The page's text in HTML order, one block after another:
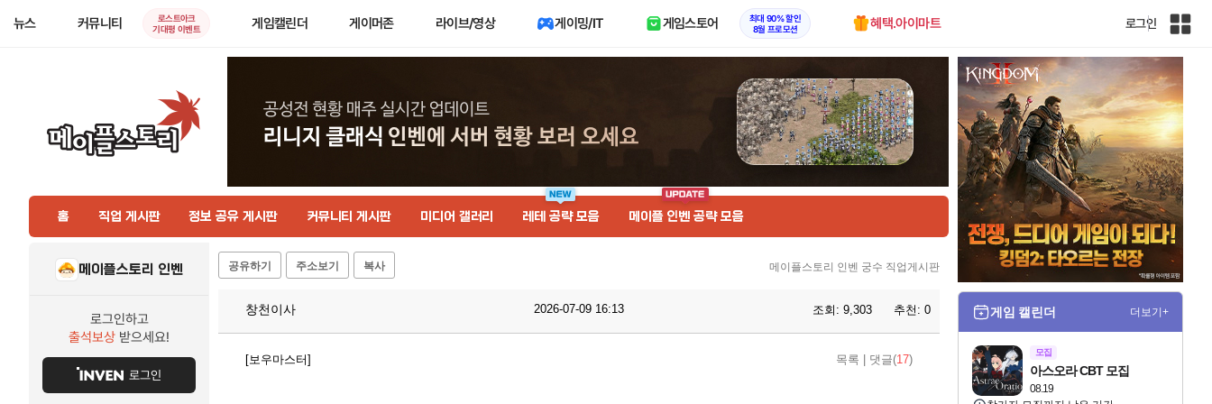
뉴스 커뮤니티
로스트아크
기대평 이벤트
게임캘린더 게이머존 라이브/영상 게이밍/IT 게임스토어
최대 90% 할인
8월 프로모션
혜택.아이마트 로그인
인
사
이
트
맵
홈 직업 게시판 정보 공유 게시판 커뮤니티 게시판 미디어 갤러리 레테 공략 모음 메이플 인벤 공략 모음
메이플스토리 인벤
로그인하고
출석보상 받으세요!
로그인
공유하기 주소보기 복사 메이플스토리 인벤 궁수 직업게시판
창천이사 2026-07-09 16:13 조회: 9,303 추천: 0
[보우마스터] 목록 댓글(17)
게임 캘린더 더보기+
모집
08.19
아스오라 CBT 모집